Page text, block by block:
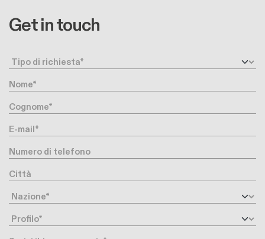
Get in touch
Request type
Nome
Cognome
E-mail
Numero di telefono
Città
Nazione
Profilo